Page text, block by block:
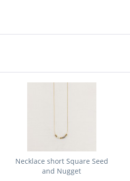
Necklace short Square Seed
and Nugget